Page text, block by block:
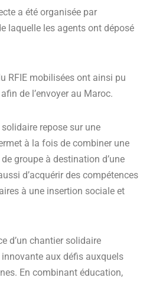
a été organisée par
laquelle les agents ont déposé
RFIE mobilisées ont ainsi pu
de l’envoyer au Maroc.
repose sur une
à la fois de combiner une
groupe à destination d’une
d’acquérir des compétences
à une insertion sociale et
d’un chantier solidaire
innovante aux défis auxquels
En combinant éducation,